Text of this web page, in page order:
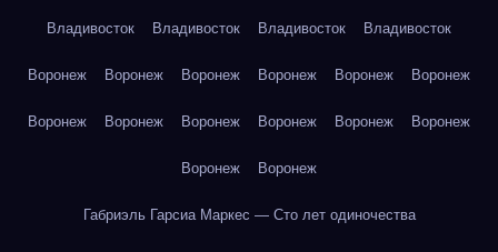
Владивосток Владивосток Владивосток Владивосток
Воронеж Воронеж Воронеж Воронеж Воронеж Воронеж
Воронеж Воронеж Воронеж Воронеж Воронеж Воронеж
Воронеж Воронеж
Габриэль Гарсиа Маркес — Сто лет одиночества